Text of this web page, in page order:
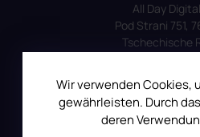
Wir verwenden Cookies,
gewährleisten. Durch
deren
All Day
Pod Strani 751,
Tschechische